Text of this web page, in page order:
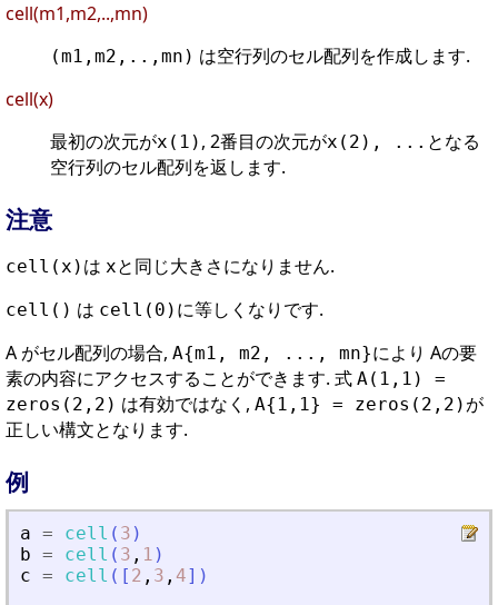
cell(m1,m2,..,mn)
(m1,m2,..,mn) は空行列のセル配列を作成します.
cell(x)
最初の次元がx(1) , 2番目の次元がx(2), ... となる
空行列のセル配列を返します.
注意
cell(x) は xと同じ大きさになりません.
cell() は cell(0) に等しくなりです.
A がセル配列の場合, A{m1, m2, ..., mn}により Aの要
素の内容にアクセスすることができます. 式 A(1,1) =
zeros(2,2) は有効ではなく, A{1,1} = zeros(2,2) が
正しい構文となります.
例
a = cell ( 3 )
b = cell ( 3 , 1 )
c = cell ( [ 2 , 3 , 4] )